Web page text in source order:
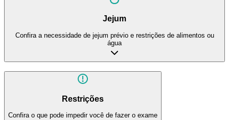
Jejum
Confira a necessidade de jejum prévio e restrições de alimentos ou
água
Restrições
Confira o que pode impedir você de fazer o exame